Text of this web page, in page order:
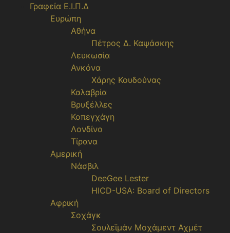
Γραφεία Ε.Ι.Π.Δ
Ευρώπη
Αθήνα
Πέτρος Δ. Καψάσκης
Λευκωσία
Ανκόνα
Χάρης Κουδούνας
Καλαβρία
Βρυξέλλες
Κοπεγχάγη
Λονδίνο
Τίρανα
Αμερική
Νάσβιλ
DeeGee Lester
HICD-USA: Board of Directors
Αφρική
Σοχάγκ
Σουλεϊμάν Μοχάμεντ Αχμέτ